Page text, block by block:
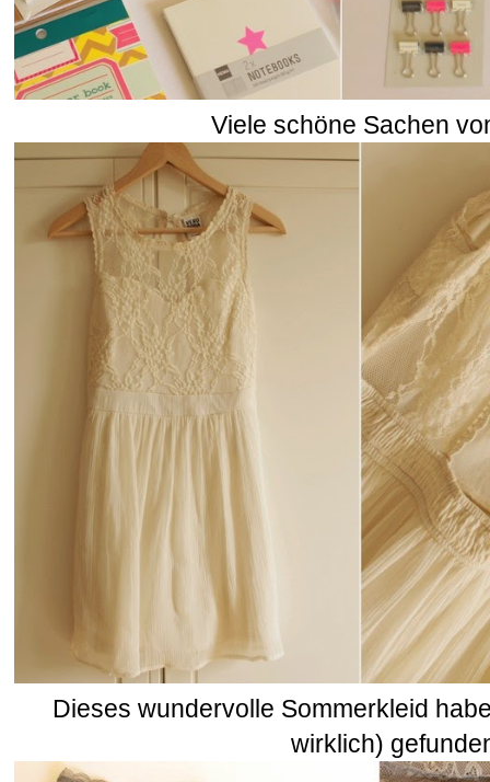
Viele schöne Sachen
Dieses wundervolle Sommerkleid
wirklich)